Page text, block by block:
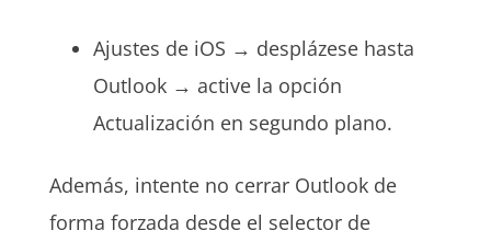
Ajustes de iOS → desplázese hasta
Outlook → active la opción
Actualización en segundo plano.
Además, intente no cerrar Outlook de
forma forzada desde el selector de